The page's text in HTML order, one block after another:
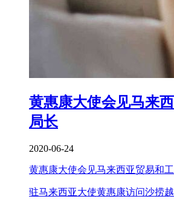
黄惠康大使会见马来
局长
2020-06-24
黄惠康大使会见马来西亚贸易和
驻马来西亚大使黄惠康访问沙捞越